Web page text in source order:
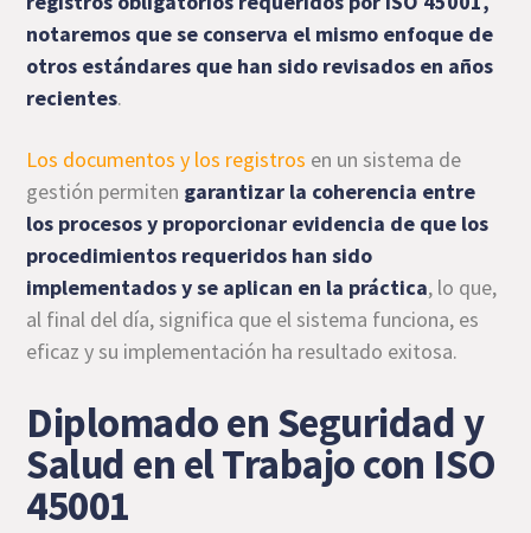
notaremos que se conserva el mismo enfoque de
otros estándares que han sido revisados en años
recientes.
Los documentos y los registros en un sistema de
gestión permiten garantizar la coherencia entre
los procesos y proporcionar evidencia de que los
procedimientos requeridos han sido
implementados y se aplican en la práctica, lo que,
al final del día, significa que el sistema funciona, es
eficaz y su implementación ha resultado exitosa.
Diplomado en Seguridad y
Salud en el Trabajo con ISO
45001